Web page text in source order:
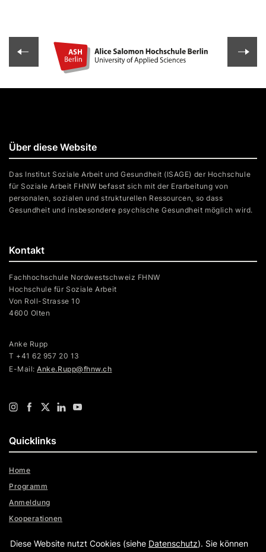
Kontakt
Fachhochschule Nordwestschweiz FHNW
Hochschule für Soziale Arbeit
Von Roll-Strasse 10
4600 Olten
Anke Rupp
T +41 62 957 20 13
E-Mail:Anke.Rupp@fhnw.ch
Über diese Website
Das Institut Soziale Arbeit und Gesundheit (ISAGE) der Hochschule
für Soziale Arbeit FHNW befasst sich mit der Erarbeitung von
personalen, sozialen und strukturellen Ressourcen, so dass
Gesundheit und insbesondere psychische Gesundheit möglich wird.
Quicklinks
Home
Programm
Anmeldung
Kooperationen
Diese Website nutzt Cookies (siehe Datenschutz). Sie können